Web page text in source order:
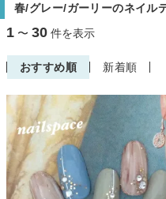
春/グレー/ガーリーのネイル
1 〜 30 件を表示
おすすめ順 新着順